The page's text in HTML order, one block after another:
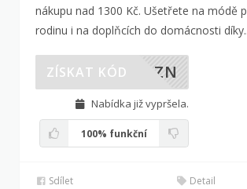
nákupu nad 1300 Kč. Ušetřete na módě
rodinu i na doplňcích do domácnosti
EAZN
ZÍSKAT KÓD
Nabídka již vypršela.
100% funkční
Sdílet Detail